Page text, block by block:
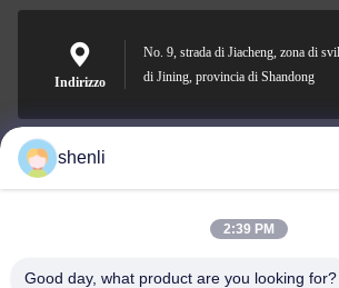
Indirizzo
No. 9, strada di Jiacheng, zona di
di Jining, provincia di Shandong
shenli@shenlirigging.com
shenli
2:39 PM
Good day, what product are you looking for?